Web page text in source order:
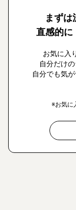
まずは
直感的に
お気に入
自分だけ
自分でも気
※お気に